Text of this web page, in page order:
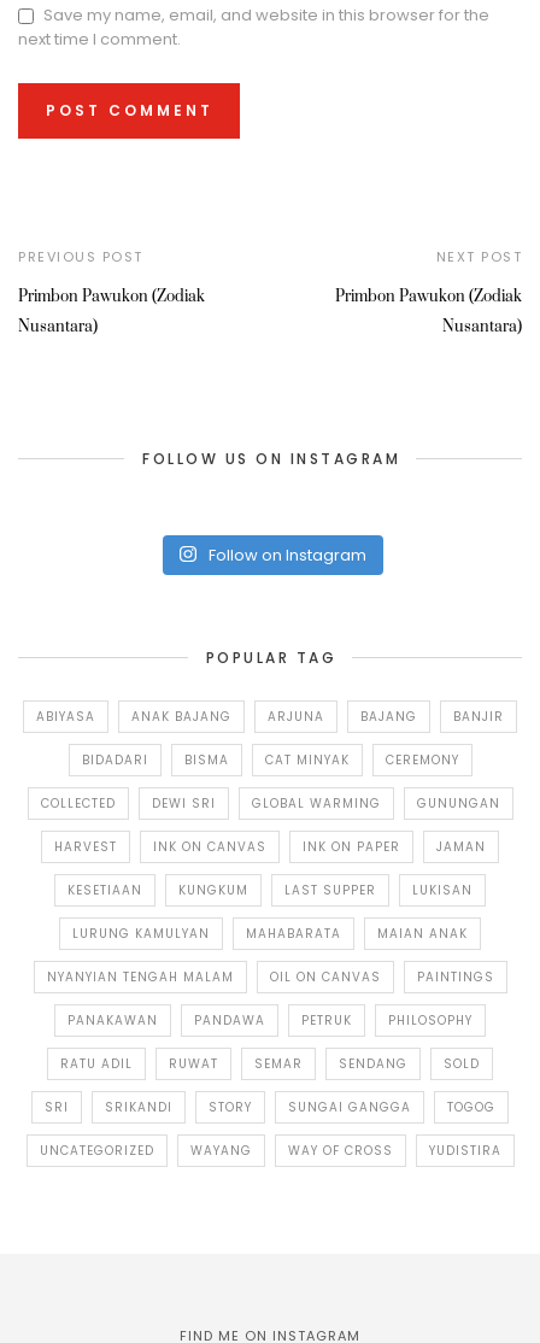
Save my name, email, and website in this browser for the
next time I comment.
PREVIOUS POST
Primbon Pawukon (Zodiak
Nusantara)
NEXT POST
Primbon Pawukon (Zodiak
Nusantara)
FOLLOW US ON INSTAGRAM
Follow on Instagram
POPULAR TAG
ABIYASA ANAK BAJANG ARJUNA BAJANG BANJIR
BIDADARI BISMA CAT MINYAK CEREMONY
COLLECTED DEWI SRI GLOBAL WARMING GUNUNGAN
HARVEST INK ON CANVAS INK ON PAPER JAMAN
KESETIAAN KUNGKUM LAST SUPPER LUKISAN
LURUNG KAMULYAN MAHABARATA MAIAN ANAK
NYANYIAN TENGAH MALAM OIL ON CANVAS PAINTINGS
PANAKAWAN PANDAWA PETRUK PHILOSOPHY
RATU ADIL RUWAT SEMAR SENDANG SOLD
SRI SRIKANDI STORY SUNGAI GANGGA TOGOG
UNCATEGORIZED WAYANG WAY OF CROSS YUDISTIRA
FIND ME ON INSTAGRAM